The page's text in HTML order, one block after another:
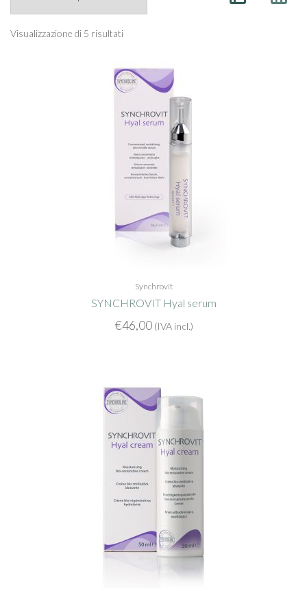
Visualizzazione di 5 risultati
Synchrovit
SYNCHROVIT Hyal serum
€46,00 (IVA incl.)